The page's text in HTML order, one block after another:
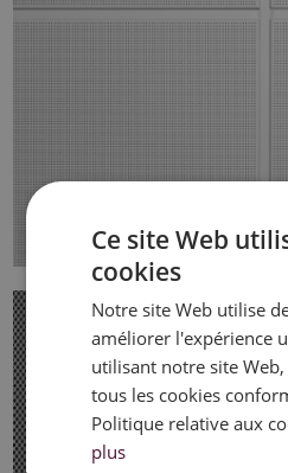
Ce site Web
cookies
Notre site Web utilise
améliorer l'expérience
utilisant notre site
tous les cookies
Politique relative aux
plus